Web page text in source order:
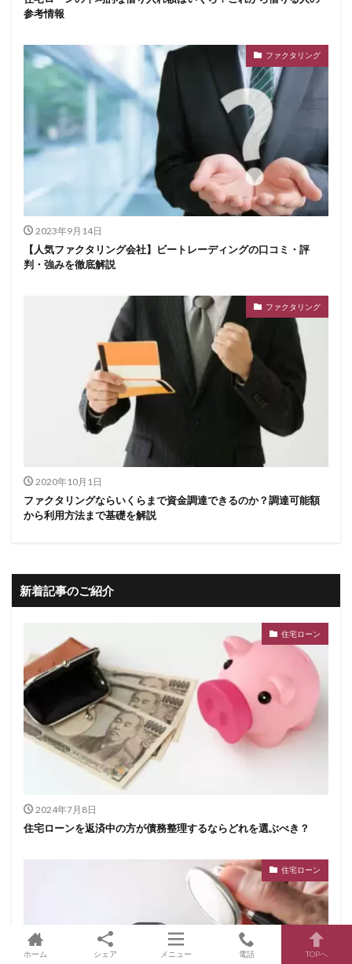
参考情報
ファクタリング
2023年9月14日
【人気ファクタリング会社】ビートレーディングの口コミ・評
判・強みを徹底解説
ファクタリング
2020年10月1日
ファクタリングならいくらまで資金調達できるのか？調達可能額
から利用方法まで基礎を解説
新着記事のご紹介
住宅ローン
2024年7月8日
住宅ローンを返済中の方が債務整理するならどれを選ぶべき？
住宅ローン
ホーム シェア メニュー 電話 TOPへ